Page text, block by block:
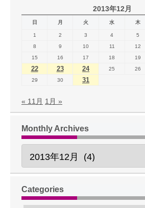
2013年12月
日 月 火 水 木
1 2 3 4 5
8
9 10 11 12
15
16 17 18 19
22 23 24 25 26
29
30 31
« 11月 1月 »
Monthly Archives
Categories